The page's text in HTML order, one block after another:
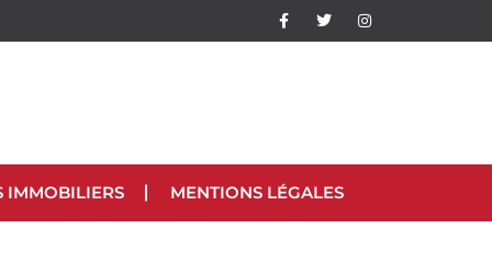
IMMOBILIERS MENTIONS LÉGALES